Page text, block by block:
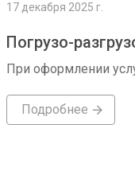
17 декабря 2025 г.
Погрузо-
При оформлении
Подробнее